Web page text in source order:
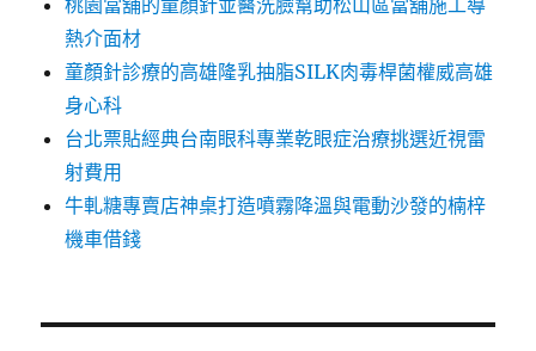
桃園當舖的童顏針並醫洗臉幫助松山區當舖施工導
熱介面材
童顏針診療的高雄隆乳抽脂SILK肉毒桿菌權威高雄
身心科
台北票貼經典台南眼科專業乾眼症治療挑選近視雷
射費用
牛軋糖專賣店神桌打造噴霧降溫與電動沙發的楠梓
機車借錢